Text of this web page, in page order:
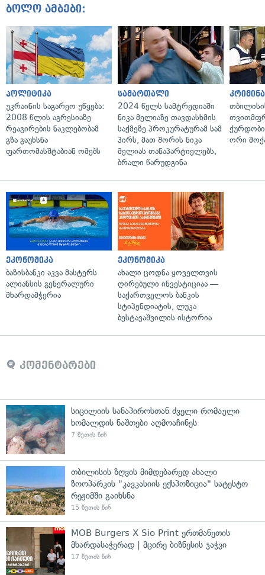
ბოლო ამბები:
პოლიტიკა
უკრაინის საგარეო უწყება:
2008 წლის აგრესიაზე
რეაგირების ნაკლებობამ
გზა გაუხსნა
ფართომასშტაბიან ომებს
სამართალი
2024 წელს სამტრედიაში
ნიკა მელიაზე თავდასხმის
საქმეზე პროკურატურამ სამ
პირს, მათ შორის ნიკა
მელიას თანაპარტიელებს,
ბრალი წარუდგინა
ორი
ეკონომიკა
ბაზისბანკი აკვა მასტერს
ალიანსის გენერალური
მხარდამჭერია
ეკონომიკა
ახალი ცოდნა ყოველთვის
ღირებული ინვესტიციაა —
საქართველოს ბანკის
სტიპენდიატის, ლუკა
ბესტავაშვილის ისტორია
კომენტარები
სიცილიის სანაპიროსთან ძველი რომაული
ხომალდის ნაშთები აღმოაჩინეს
7 წუთის წინ
თბილისის ზღვის მიმდებარედ ახალი
ზოოპარკის "კავკასიის ექსპოზიცია" სატესტო
რეჟიმში გაიხსნა
15 წუთის წინ
MOB Burgers X Sio Print ერთმანეთის
მხარდასაჭერად | მცირე ბიზნესის ჯაჭვი
17 წუთის წინ